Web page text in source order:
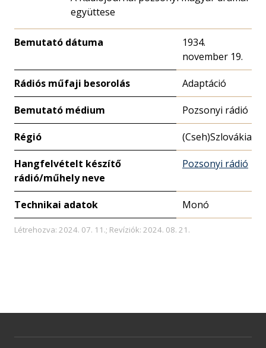
együttese
Bemutató dátuma
1934.
november 19.
Rádiós műfaji besorolás Adaptáció
Bemutató médium Pozsonyi rádió
Régió (Cseh)Szlovákia
Hangfelvételt készítő
rádió/műhely neve
Pozsonyi rádió
Technikai adatok Monó
Létrehozva: 2024. 07. 11.; Revíziók: 2024. 08. 21.